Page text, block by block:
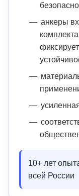
анкеры
10+ лет
всей России